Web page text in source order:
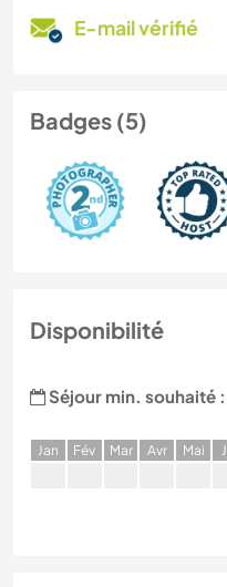
E-mail vérifié
Badges (5)
Disponibilité
Séjour min. souhaité :
Jan Fév Mar Avr Mai J